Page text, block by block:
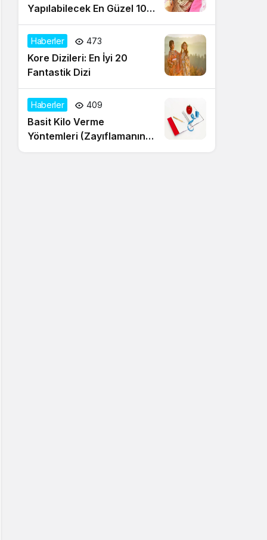
Yapılabilecek En Güzel 10
Aktivite
Haberler 473
Kore Dizileri: En İyi 20
Fantastik Dizi
Haberler 409
Basit Kilo Verme
Yöntemleri (Zayıflamanın